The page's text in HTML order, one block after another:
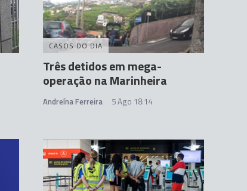
CASOS DO DIA
Três detidos em mega-
operação na Marinheira
Andreína Ferreira 5 Ago 18:14